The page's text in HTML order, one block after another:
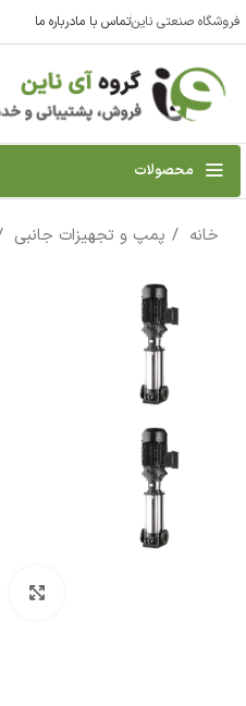
فروشگاه صنعتی ناینتماس با مادرباره ما
محصولات
خانه پمپ و تجهیزات جانبی